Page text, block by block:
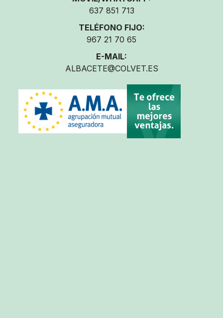
637 851 713
TELÉFONO FIJO:
967 21 70 65
E-MAIL:
ALBACETE@COLVET.ES